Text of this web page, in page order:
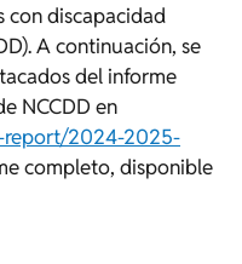
con discapacidad
A continuación, se
del informe
NCCDD en
report/2024-2025-
completo, disponible